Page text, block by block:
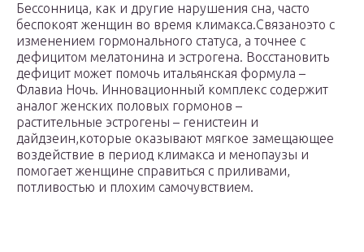
Бессонница, как и другие нарушения сна, часто
беспокоят женщин во время климакса.Связаноэто с
изменением гормонального статуса, а точнее с
дефицитом мелатонина и эстрогена. Восстановить
дефицит может помочь итальянская формула –
Флавиа Ночь. Инновационный комплекс содержит
аналог женских половых гормонов –
растительные эстрогены – генистеин и
дайдзеин,которые оказывают мягкое замещающее
воздействие в период климакса и менопаузы и
помогает женщине справиться с приливами,
потливостью и плохим самочувствием.